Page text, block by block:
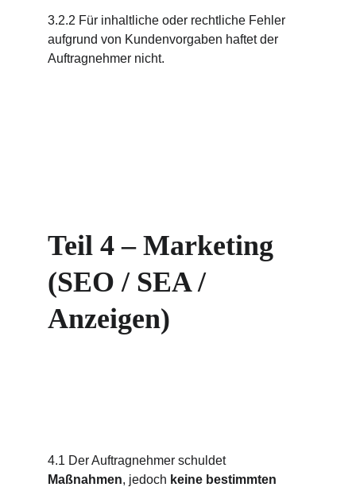
3.2.2 Für inhaltliche oder rechtliche Fehler
aufgrund von Kundenvorgaben haftet der
Auftragnehmer nicht.
Teil 4 – Marketing
(SEO / SEA /
Anzeigen)
4.1 Der Auftragnehmer schuldet
Maßnahmen, jedoch keine bestimmten